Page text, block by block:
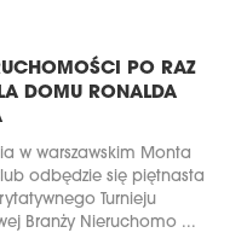
PO RAZ
DOMU RONALDA
w warszawskim Monta
odbędzie się piętnasta
Turnieju
Branży Nieruchomo ...